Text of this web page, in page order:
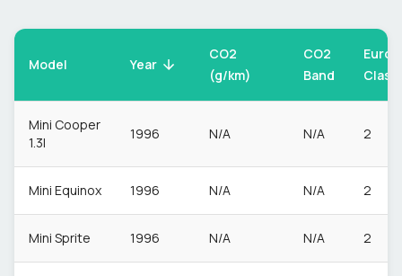
Model Year
CO2
(g/km)
CO2
Band
Euro
Class
Mini Cooper
1.3I
1996 N/A N/A 2
Mini Equinox 1996 N/A N/A 2
Mini Sprite 1996 N/A N/A 2